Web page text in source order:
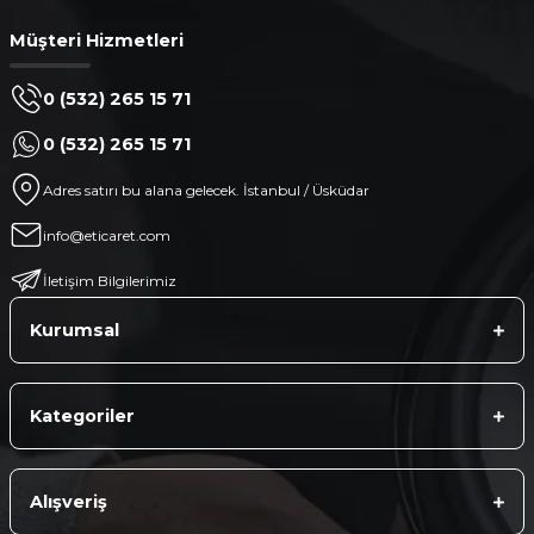
Müşteri Hizmetleri
0 (532) 265 15 71
0 (532) 265 15 71
Adres satırı bu alana gelecek. İstanbul / Üsküdar
info@eticaret.com
İletişim Bilgilerimiz
Kurumsal
Kategoriler
Alışveriş